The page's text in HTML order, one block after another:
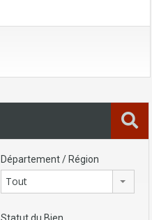
Département / Région
Tout